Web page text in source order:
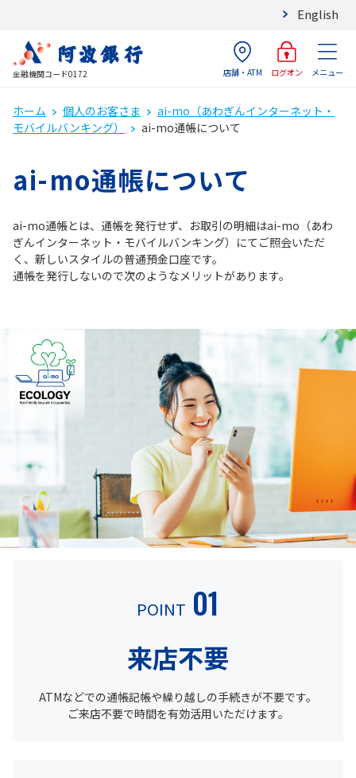
English
金融機関コード0172 店舗・ATM ログオン メニュー
ホーム 個人のお客さま
ai-mo（あわぎんインターネット・
モバイルバンキング）
ai-mo通帳について
ai-mo通帳について
ai-mo通帳とは、通帳を発行せず、お取引の明細はai-mo（あわ
ぎんインターネット・モバイルバンキング）にてご照会いただ
く、新しいスタイルの普通預金口座です。
通帳を発行しないので次のようなメリットがあります。
POINT 01
来店不要
ATMなどでの通帳記帳や繰り越しの手続きが不要です。
ご来店不要で時間を有効活用いただけます。